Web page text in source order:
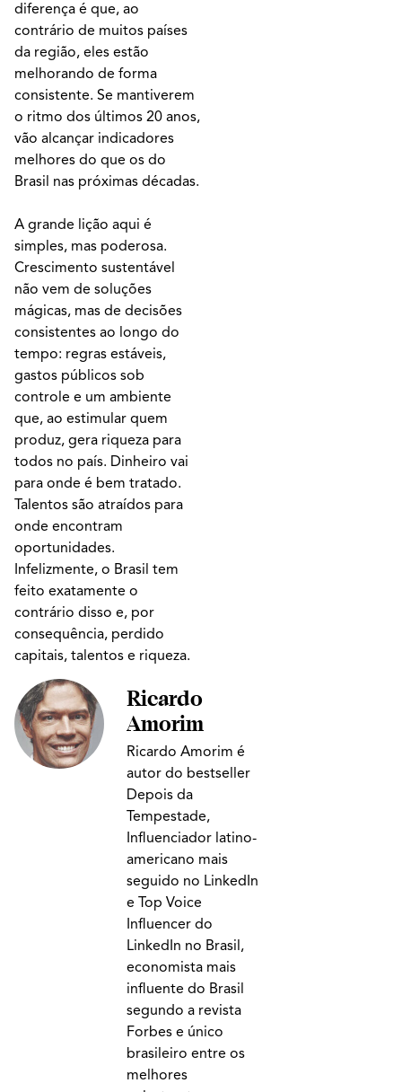
diferença é que, ao
contrário de muitos países
da região, eles estão
melhorando de forma
consistente. Se mantiverem
o ritmo dos últimos 20 anos,
vão alcançar indicadores
melhores do que os do
Brasil nas próximas décadas.
A grande lição aqui é
simples, mas poderosa.
Crescimento sustentável
não vem de soluções
mágicas, mas de decisões
consistentes ao longo do
tempo: regras estáveis,
gastos públicos sob
controle e um ambiente
que, ao estimular quem
produz, gera riqueza para
todos no país. Dinheiro vai
para onde é bem tratado.
Talentos são atraídos para
onde encontram
oportunidades.
Infelizmente, o Brasil tem
feito exatamente o
contrário disso e, por
consequência, perdido
capitais, talentos e riqueza.
Ricardo
Amorim
Ricardo Amorim é
autor do bestseller
Depois da
Tempestade,
Influenciador latino-
americano mais
seguido no LinkedIn
e Top Voice
Influencer do
LinkedIn no Brasil,
economista mais
influente do Brasil
segundo a revista
Forbes e único
brasileiro entre os
melhores